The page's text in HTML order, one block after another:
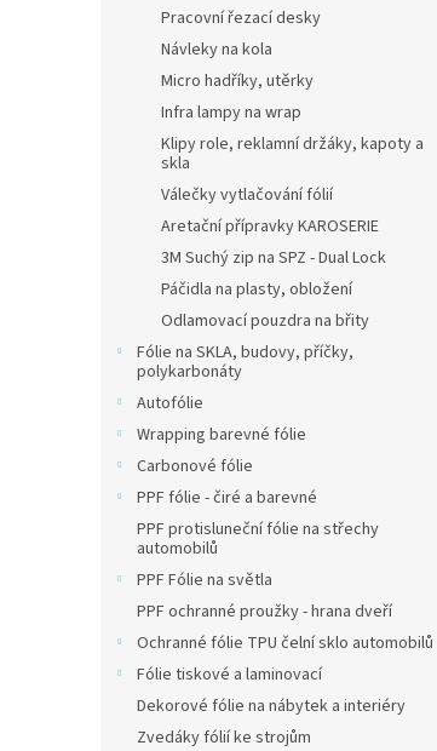
Pracovní řezací desky
Návleky na kola
Micro hadříky, utěrky
Infra lampy na wrap
Klipy role, reklamní držáky, kapoty a
skla
Válečky vytlačování fólií
Aretační přípravky KAROSERIE
3M Suchý zip na SPZ - Dual Lock
Páčidla na plasty, obložení
Odlamovací pouzdra na břity
Fólie na SKLA, budovy, příčky,
polykarbonáty
Autofólie
Wrapping barevné fólie
Carbonové fólie
PPF fólie - čiré a barevné
PPF protisluneční fólie na střechy
automobilů
PPF Fólie na světla
PPF ochranné proužky - hrana dveří
Ochranné fólie TPU čelní sklo automobilů
Fólie tiskové a laminovací
Dekorové fólie na nábytek a interiéry
Zvedáky fólií ke strojům